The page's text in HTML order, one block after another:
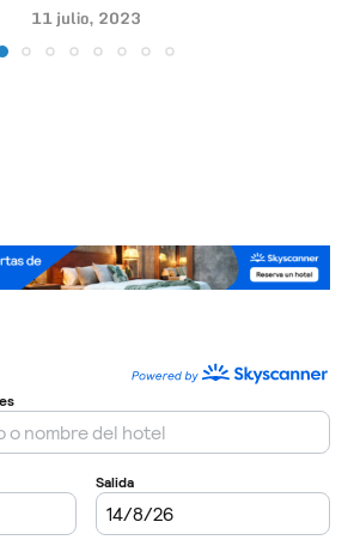
11 julio, 2023